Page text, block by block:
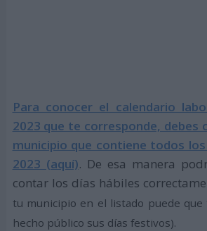
Para conocer el calendario
2023 que te corresponde, debes
municipio que contiene todos
2023 (aquí). De esa manera
contar los días hábiles
tu municipio en el listado puede que
hecho público sus días festivos).